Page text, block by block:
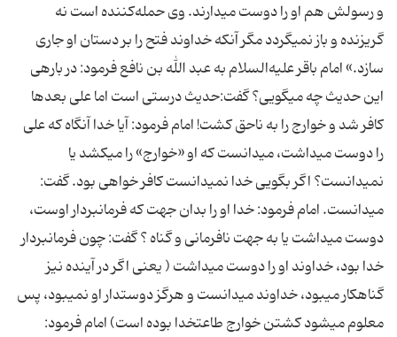
و رسولش هم او را دوست‏ می‏دارند. وی حمله‌کننده است نه
گریزنده و باز نمی‏گردد مگر آنکه ‏خداوند فتح را بر دستان او جاری
سازد.» امام باقر علیه‌السلام به عبد الله بن نافع فرمود: در باره‏ى
این حدیث چه مى‏گویى؟ گفت:حدیث درستى است اما على بعدها
كافر شد و خوارج را به ناحق كشت! امام فرمود: آیا خدا آنگاه كه على
را دوست مى‏داشت، مى‏دانست كه او «خوارج‏» را مى‏كشد یا
نمى‏دانست؟ اگر بگویى خدا نمى‏دانست كافر خواهى بود. گفت:
مى‏دانست. امام فرمود: خدا او را بدان جهت كه فرمانبردار اوست،
دوست مى‏داشت ‏یا به جهت نافرمانى و گناه ؟ گفت: چون فرمانبردار
خدا بود، خداوند او را دوست مى‏داشت ( یعنى اگر در آینده نیز
گناهكار مى‏بود، خداوند مى‏دانست و هرگز دوستدار او نمى‏بود، پس
معلوم مى‏شود كشتن خوارج طاعت‏خدا بوده است) امام فرمود: